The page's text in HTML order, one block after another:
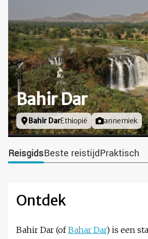
Bahir Dar
Locatie
Bahir DarEthiopië Foto door
annemiek
ReisgidsBeste reistijdPraktisch
Ontdek
Bahir Dar (ofBahar Dar) is een